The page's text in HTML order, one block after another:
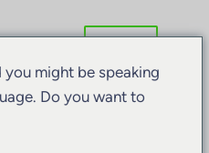
might be speaking
Do you want to